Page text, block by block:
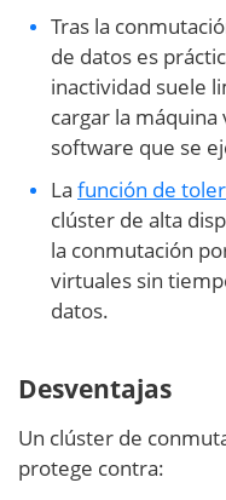
Tras la
de datos es
inactividad suele
cargar la
software que se
La función de
clúster de alta
la conmutación
virtuales sin
datos.
Desventajas
Un clúster de
protege contra: